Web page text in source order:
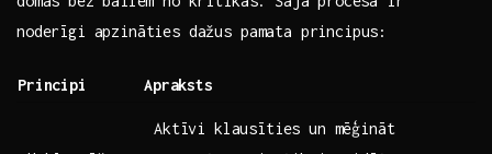
noderīgi apzināties ​dažus pamata principus:
Principi Apraksts
Aktīvi klausīties un mēģināt